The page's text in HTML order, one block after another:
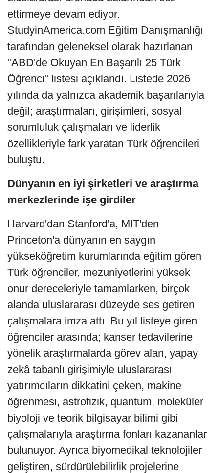
ettirmeye devam ediyor.
StudyinAmerica.com Eğitim Danışmanlığı
tarafından geleneksel olarak hazırlanan
"ABD'de Okuyan En Başarılı 25 Türk
Öğrenci" listesi açıklandı. Listede 2026
yılında da yalnızca akademik başarılarıyla
değil; araştırmaları, girişimleri, sosyal
sorumluluk çalışmaları ve liderlik
özellikleriyle fark yaratan Türk öğrencileri
buluştu.
Dünyanın en iyi şirketleri ve araştırma
merkezlerinde işe girdiler
Harvard'dan Stanford'a, MIT'den
Princeton'a dünyanın en saygın
yükseköğretim kurumlarında eğitim gören
Türk öğrenciler, mezuniyetlerini yüksek
onur dereceleriyle tamamlarken, birçok
alanda uluslararası düzeyde ses getiren
çalışmalara imza attı. Bu yıl listeye giren
öğrenciler arasında; kanser tedavilerine
yönelik araştırmalarda görev alan, yapay
zekâ tabanlı girişimiyle uluslararası
yatırımcıların dikkatini çeken, makine
öğrenmesi, astrofizik, quantum, moleküler
biyoloji ve teorik bilgisayar bilimi gibi
çalışmalarıyla araştırma fonları kazananlar
bulunuyor. Ayrıca biyomedikal teknolojiler
geliştiren, sürdürülebilirlik projelerine